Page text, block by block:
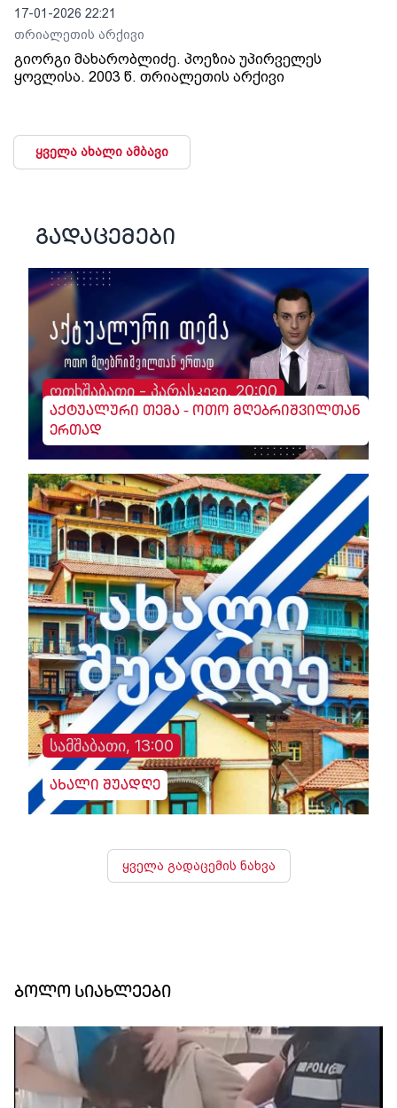
17-01-2026 22:21
თრიალეთის არქივი
გიორგი მახარობლიძე. პოეზია უპირველეს
ყოვლისა. 2003 წ. თრიალეთის არქივი
ყველა ახალი ამბავი
გადაცემები
ოთხშაბათი - პარასკევი, 20:00
აქტუალური თემა - ოთო მღებრიშვილთან
ერთად
სამშაბათი, 13:00
ახალი შუადღე
ყველა გადაცემის ნახვა
ბოლო სიახლეები